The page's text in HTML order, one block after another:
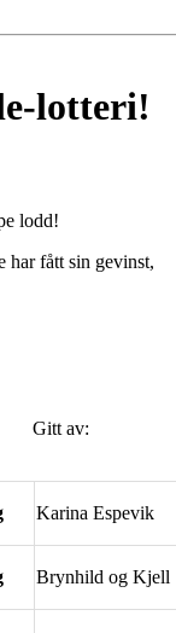
lotteri!
lodd!
har fått sin gevinst,
Karina Espevik
Brynhild og Kjell